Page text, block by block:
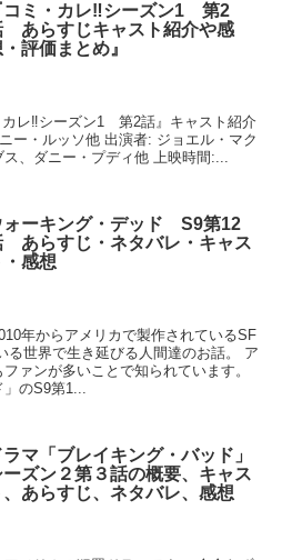
コミ・カレ‼シーズン1 第2
あらすじキャスト紹介や感
評価まとめ』
レ‼シーズン1 第2話』キャスト紹介
ー・ルッソ他 出演者: ジョエル・マク
、ダニー・プディ他 上映時間:...
ォーキング・デッド S9第12
あらすじ・ネタバレ・キャス
・感想
年からアメリカで製作されているSF
る世界で生き延びる人間達のお話。 ア
ァンが多いことで知られています。
のS9第1...
ラマ「ブレイキング・バッド」
ーズン２第３話の概要、キャス
、あらすじ、ネタバレ、感想